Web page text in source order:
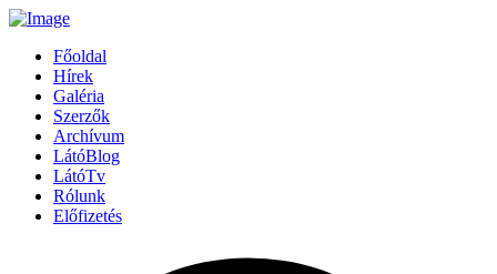
Főoldal
Hírek
Galéria
Szerzők
Archívum
LátóBlog
LátóTv
Rólunk
Előfizetés